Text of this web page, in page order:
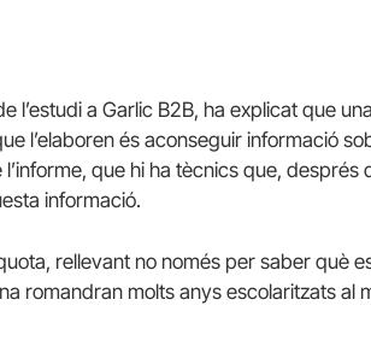
l’estudi a Garlic B2B, ha explicat que
l’elaboren és aconseguir informació
que hi ha tècnics que, després
informació.
rellevant no només per saber què
romandran molts anys escolaritzats al